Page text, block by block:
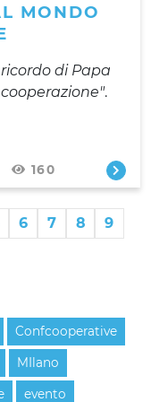
MONDO
di Papa
.
160
6 7 8
9
Confcooperative
MIlano
evento